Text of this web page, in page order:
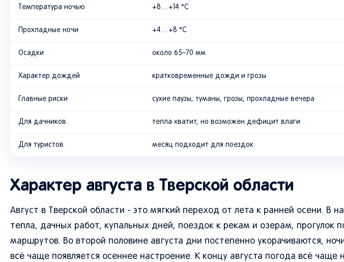
Температура ночью +8…+14 °C
Прохладные ночи +4…+8 °C
Осадки около 65–70 мм
Характер дождей кратковременные дожди и грозы
Главные риски сухие паузы, туманы, грозы, прохладные вечера
Для дачников тепла хватит, но возможен дефицит влаги
Для туристов месяц подходит для поездок
Характер августа в Тверской области
Август в Тверской области - это мягкий переход от лета к ранней осени. В
тепла, дачных работ, купальных дней, поездок к рекам и озерам, прогулок
маршрутов. Во второй половине августа дни постепенно укорачиваются,
всё чаще появляется осеннее настроение. К концу августа погода всё